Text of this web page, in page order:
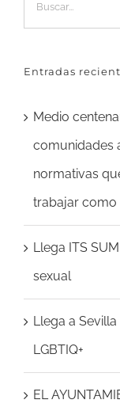
Entradas
Medio
comunidades
normativas
trabajar como
Llega ITS
sexual
Llega a
LGBTIQ+
EL